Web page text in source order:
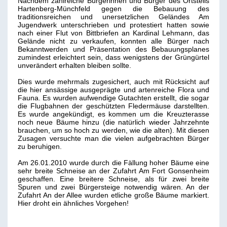
Hartenberg-Münchfeld gegen die Bebauung des
traditionsreichen und unersetzlichen Geländes Am
Jugendwerk unterschrieben und protestiert hatten sowie
nach einer Flut von Bittbriefen an Kardinal Lehmann, das
Gelände nicht zu verkaufen, konnten alle Bürger nach
Bekanntwerden und Präsentation des Bebauungsplanes
zumindest erleichtert sein, dass wenigstens der Grüngürtel
unverändert erhalten bleiben sollte.
Dies wurde mehrmals zugesichert, auch mit Rücksicht auf
die hier ansässige ausgeprägte und artenreiche Flora und
Fauna. Es wurden aufwendige Gutachten erstellt, die sogar
die Flugbahnen der geschützten Fledermäuse darstellten.
Es wurde angekündigt, es kommen um die Kreuzterasse
noch neue Bäume hinzu (die natürlich wieder Jahrzehnte
brauchen, um so hoch zu werden, wie die alten). Mit diesen
Zusagen versuchte man die vielen aufgebrachten Bürger
zu beruhigen.
Am 26.01.2010 wurde durch die Fällung hoher Bäume eine
sehr breite Schneise an der Zufahrt Am Fort Gonsenheim
geschaffen. Eine breitere Schneise, als für zwei breite
Spuren und zwei Bürgersteige notwendig wären. An der
Zufahrt An der Allee wurden etliche große Bäume markiert.
Hier droht ein ähnliches Vorgehen!